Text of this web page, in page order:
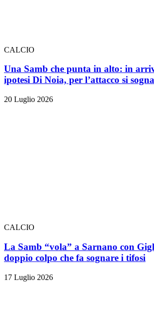
CALCIO
Una Samb che punta in alto: in
ipotesi Di Noia, per l’attacco si sogna
20 Luglio 2026
CALCIO
La Samb “vola” a Sarnano con
doppio colpo che fa sognare i tifosi
17 Luglio 2026